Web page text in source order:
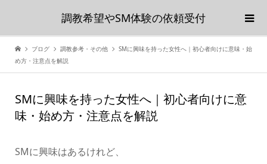
調教希望やSM体験の依頼受付
ブログ 調教参考・その他
SMに興味を持った女性へ｜初心者向けに意味・始
め方・注意点を解説
SMに興味を持った女性へ｜初心者向けに意
味・始め方・注意点を解説
SMに興味はあるけれど、